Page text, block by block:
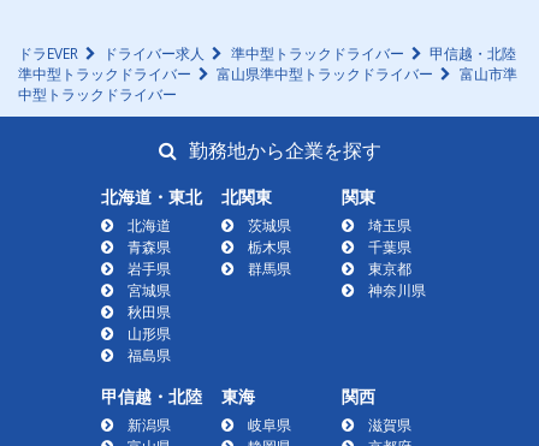
ドラEVER ドライバー求人 準中型トラックドライバー
甲信越・北陸
準中型トラックドライバー
富山県準中型トラックドライバー
富山市準
中型トラックドライバー
勤務地から企業を探す
北海道・東北
北海道
青森県
岩手県
宮城県
秋田県
山形県
福島県
北関東
茨城県
栃木県
群馬県
関東
埼玉県
千葉県
東京都
神奈川県
甲信越・北陸
新潟県
東海
岐阜県
関西
滋賀県